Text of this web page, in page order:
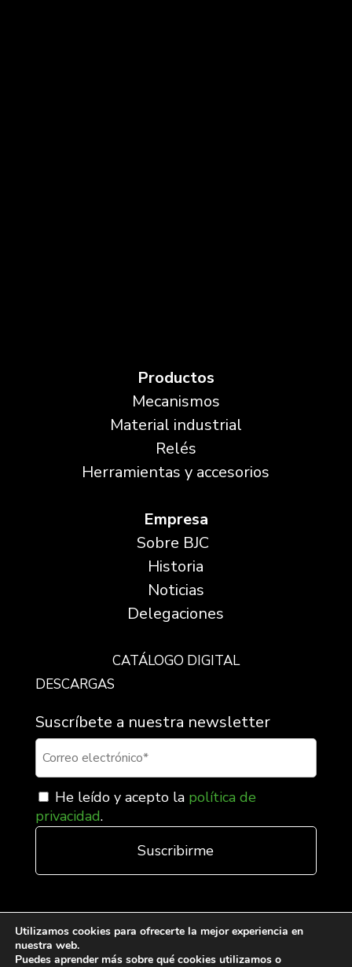
Productos
Mecanismos
Material industrial
Relés
Herramientas y accesorios
Empresa
Sobre BJC
Historia
Noticias
Delegaciones
CATÁLOGO DIGITAL
DESCARGAS
Suscríbete a nuestra newsletter
He leído y acepto la política de
privacidad.
Utilizamos cookies para ofrecerte la mejor experiencia en
nuestra web.
Puedes aprender más sobre qué cookies utilizamos o